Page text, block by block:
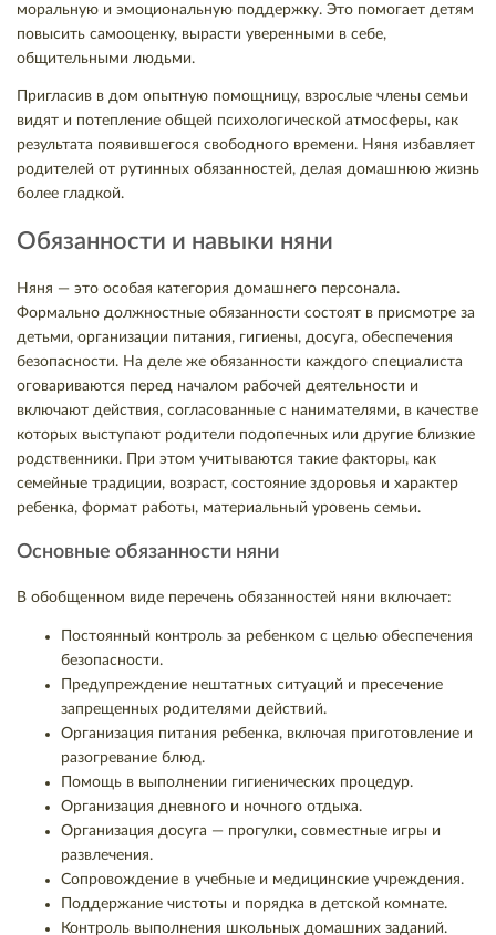
моральную и эмоциональную поддержку. Это помогает детям
повысить самооценку, вырасти уверенными в себе,
общительными людьми.
Пригласив в дом опытную помощницу, взрослые члены семьи
видят и потепление общей психологической атмосферы, как
результата появившегося свободного времени. Няня избавляет
родителей от рутинных обязанностей, делая домашнюю жизнь
более гладкой.
Обязанности и навыки няни
Няня — это особая категория домашнего персонала.
Формально должностные обязанности состоят в присмотре за
детьми, организации питания, гигиены, досуга, обеспечения
безопасности. На деле же обязанности каждого специалиста
оговариваются перед началом рабочей деятельности и
включают действия, согласованные с нанимателями, в качестве
которых выступают родители подопечных или другие близкие
родственники. При этом учитываются такие факторы, как
семейные традиции, возраст, состояние здоровья и характер
ребенка, формат работы, материальный уровень семьи.
Основные обязанности няни
В обобщенном виде перечень обязанностей няни включает:
Постоянный контроль за ребенком с целью обеспечения
безопасности.
Предупреждение нештатных ситуаций и пресечение
запрещенных родителями действий.
Организация питания ребенка, включая приготовление и
разогревание блюд.
Помощь в выполнении гигиенических процедур.
Организация дневного и ночного отдыха.
Организация досуга — прогулки, совместные игры и
развлечения.
Сопровождение в учебные и медицинские учреждения.
Поддержание чистоты и порядка в детской комнате.
Контроль выполнения школьных домашних заданий.